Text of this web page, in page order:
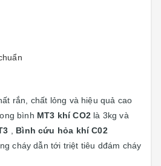
rắn, chất lỏng và hiệu quả cao
bình MT3 khí CO2là 3kg và
Bình cứu hỏa khí C02
cháy dẫn tới triệt tiêu dđám cháy